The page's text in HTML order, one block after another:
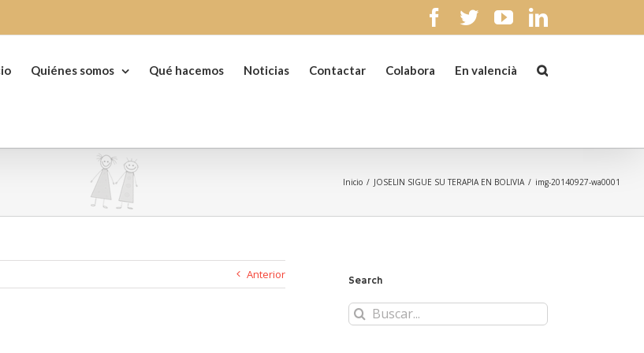
facebook
twitteryoutubelinkedin
Quiénes somos Qué hacemos Noticias Contactar Colabora En valencià
Inicio / JOSELIN SIGUE SU TERAPIA EN BOLIVIA / img-20140927-wa0001
Anterior Search
Buscar: